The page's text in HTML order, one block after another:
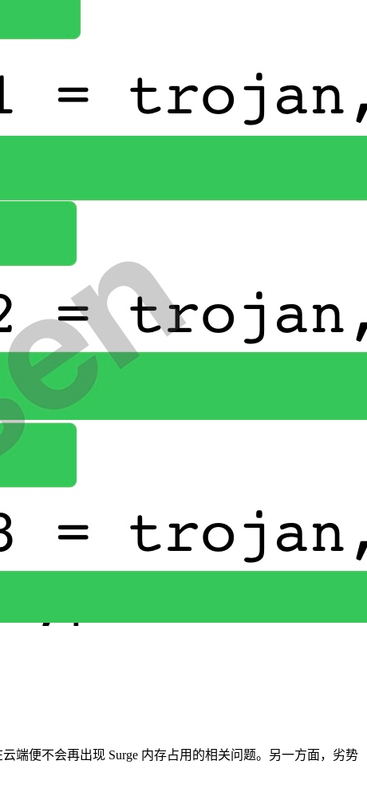
端便不会再出现 Surge 内存占用的相关问题。另一方面，劣势